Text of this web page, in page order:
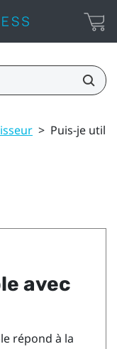
> Puis-je
avec
répond à la